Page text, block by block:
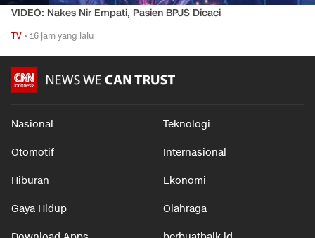
VIDEO: Nakes Nir Empati, Pasien BPJS Dicaci
TV •16 jam yang lalu
Nasional Teknologi
Otomotif Internasional
Hiburan Ekonomi
Gaya Hidup Olahraga